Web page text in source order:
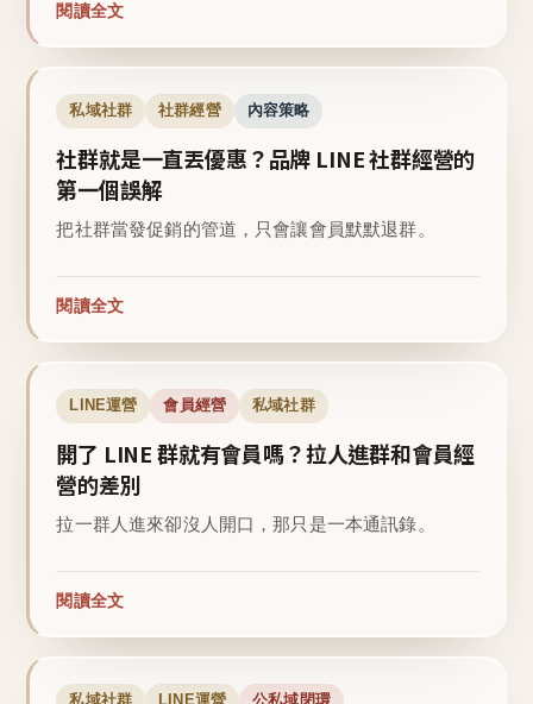
閱讀全文
私域社群 社群經營 內容策略
社群就是一直丟優惠？品牌 LINE 社群經營的
第一個誤解
把社群當發促銷的管道，只會讓會員默默退群。
閱讀全文
LINE運營 會員經營 私域社群
開了 LINE 群就有會員嗎？拉人進群和會員經
營的差別
拉一群人進來卻沒人開口，那只是一本通訊錄。
閱讀全文